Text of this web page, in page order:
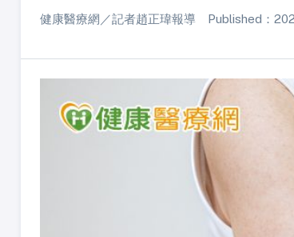
健康醫療網／記者趙正瑋報導 Published：